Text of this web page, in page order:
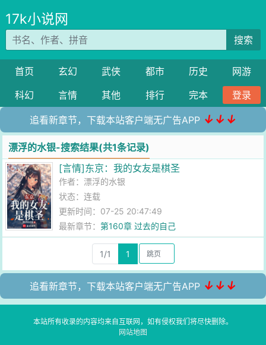
17k小说网
搜索
首页 玄幻 武侠 都市 历史
网游
科幻
言情 其他 排行 完本 登录
追看新章节，下载本站客户端无广告APP ↓↓↓
漂浮的水银-搜索结果(共1条记录)
[言情]东京：我的女友是棋圣
作者： 漂浮的水银
状态：连载
更新时间：07-25 20:47:49
最新章节：第160章 过去的自己
1/1 1
追看新章节，下载本站客户端无广告APP ↓↓↓
本站所有收录的内容均来自互联网，如有侵权我们将尽快删除。
网站地图